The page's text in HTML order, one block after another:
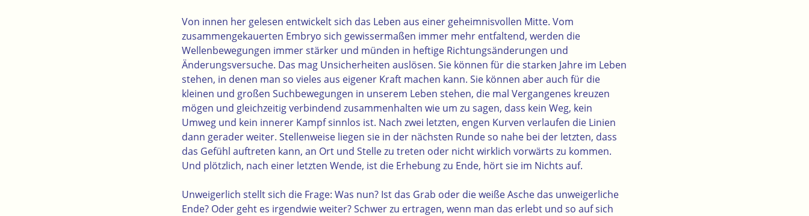
Von innen her gelesen entwickelt sich das Leben aus einer geheimnisvollen Mitte. Vom
zusammengekauerten Embryo sich gewissermaßen immer mehr entfaltend, werden die
Wellenbewegungen immer stärker und münden in heftige Richtungsänderungen und
Änderungsversuche. Das mag Unsicherheiten auslösen. Sie können für die starken Jahre im Leben
stehen, in denen man so vieles aus eigener Kraft machen kann. Sie können aber auch für die
kleinen und großen Suchbewegungen in unserem Leben stehen, die mal Vergangenes kreuzen
mögen und gleichzeitig verbindend zusammenhalten wie um zu sagen, dass kein Weg, kein
Umweg und kein innerer Kampf sinnlos ist. Nach zwei letzten, engen Kurven verlaufen die Linien
dann gerader weiter. Stellenweise liegen sie in der nächsten Runde so nahe bei der letzten, dass
das Gefühl auftreten kann, an Ort und Stelle zu treten oder nicht wirklich vorwärts zu kommen.
Und plötzlich, nach einer letzten Wende, ist die Erhebung zu Ende, hört sie im Nichts auf.
Unweigerlich stellt sich die Frage: Was nun? Ist das Grab oder die weiße Asche das unweigerliche
Ende? Oder geht es irgendwie weiter? Schwer zu ertragen, wenn man das erlebt und so auf sich